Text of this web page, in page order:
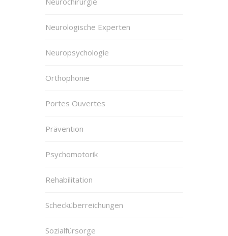
Neurologische Experten
Neuropsychologie
Orthophonie
Portes Ouvertes
Prävention
Psychomotorik
Rehabilitation
Schecküberreichungen
Sozialfürsorge